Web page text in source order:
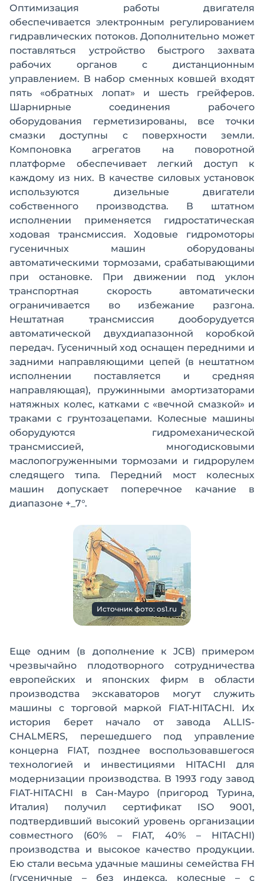
Оптимизация работы двигателя
обеспечивается электронным регулированием
гидравлических потоков. Дополнительно может
поставляться устройство быстрого захвата
рабочих органов с дистанционным
управлением. В набор сменных ковшей входят
пять «обратных лопат» и шесть грейферов.
Шарнирные соединения рабочего
оборудования герметизированы, все точки
смазки доступны с поверхности земли.
Компоновка агрегатов на поворотной
платформе обеспечивает легкий доступ к
каждому из них. В качестве силовых установок
используются дизельные двигатели
собственного производства. В штатном
исполнении применяется гидростатическая
ходовая трансмиссия. Ходовые гидромоторы
гусеничных машин оборудованы
автоматическими тормозами, срабатывающими
при остановке. При движении под уклон
транспортная скорость автоматически
ограничивается во избежание разгона.
Нештатная трансмиссия дооборудуется
автоматической двухдиапазонной коробкой
передач. Гусеничный ход оснащен передними и
задними направляющими цепей (в нештатном
исполнении поставляется и средняя
направляющая), пружинными амортизаторами
натяжных колес, катками с «вечной смазкой» и
траками с грунтозацепами. Колесные машины
оборудуются гидромеханической
трансмиссией, многодисковыми
маслопогруженными тормозами и гидрорулем
следящего типа. Передний мост колесных
машин допускает поперечное качание в
диапазоне +_7°.
Источник фото: os1.ru
Еще одним (в дополнение к JCB) примером
чрезвычайно плодотворного сотрудничества
европейских и японских фирм в области
производства экскаваторов могут служить
машины с торговой маркой FIAT-HITACHI. Их
история берет начало от завода ALLIS-
CHALMERS, перешедшего под управление
концерна FIAT, позднее воспользовавшегося
технологией и инвестициями HITACHI для
модернизации производства. В 1993 году завод
FIAT-HITACHI в Сан-Мауро (пригород Турина,
Италия) получил сертификат ISO 9001,
подтвердивший высокий уровень организации
совместного (60% – FIAT, 40% – HITACHI)
производства и высокое качество продукции.
Ею стали весьма удачные машины семейства FH
(гусеничные – без индекса, колесные – с